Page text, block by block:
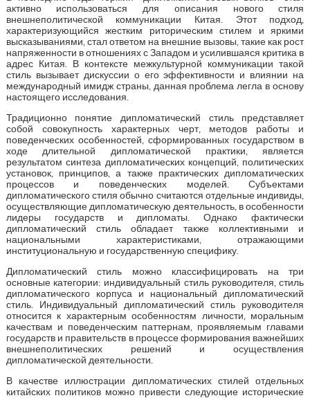
активно использоваться для описания нового стиля
внешнеполитической коммуникации Китая. Этот подход,
характеризующийся жестким риторическим стилем и яркими
высказываниями, стал ответом на внешние вызовы, такие как рост
напряженности в отношениях с Западом и усилившаяся критика в
адрес Китая. В контексте межкультурной коммуникации такой
стиль вызывает дискуссии о его эффективности и влиянии на
международный имидж страны, данная проблема легла в основу
настоящего исследования.
Традиционно понятие дипломатический стиль представляет
собой совокупность характерных черт, методов работы и
поведенческих особенностей, сформированных государством в
ходе длительной дипломатической практики, является
результатом синтеза дипломатических концепций, политических
установок, принципов, а также практических дипломатических
процессов и поведенческих моделей. Субъектами
дипломатического стиля обычно считаются отдельные индивиды,
осуществляющие дипломатическую деятельность, в особенности
лидеры государств и дипломаты. Однако фактически
дипломатический стиль обладает также коллективными и
национальными характеристиками, отражающими
институциональную и государственную специфику.
Дипломатический стиль можно классифицировать на три
основные категории: индивидуальный стиль руководителя, стиль
дипломатического корпуса и национальный дипломатический
стиль. Индивидуальный дипломатический стиль руководителя
относится к характерным особенностям личности, моральным
качествам и поведенческим паттернам, проявляемым главами
государств и правительств в процессе формирования важнейших
внешнеполитических решений и осуществления
дипломатической деятельности.
В качестве иллюстрации дипломатических стилей отдельных
китайских политиков можно привести следующие исторические